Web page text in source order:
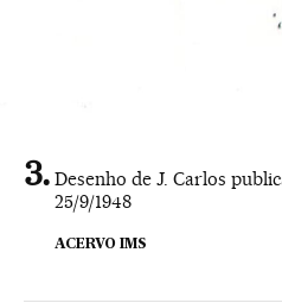
Desenho de J. Carlos
25/9/1948
ACERVO IMS